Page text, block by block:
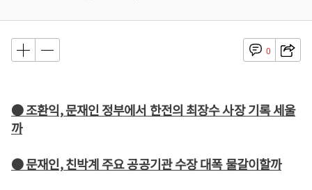
0
● 조환익, 문재인 정부에서 한전의 최장수 사장 기록 세울
까
● 문재인, 친박계 주요 공공기관 수장 대폭 물갈이할까